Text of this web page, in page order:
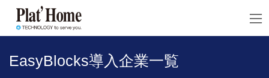
EasyBlocks導入企業一覧